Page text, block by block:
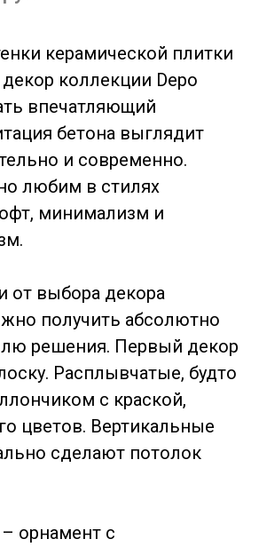
керамической плитки
коллекции Depo
впечатляющий
бетона выглядит
и современно.
любим в стилях
минимализм и
от выбора декора
получить абсолютно
решения. Первый декор
Расплывчатые, будто
с краской,
цветов. Вертикальные
сделают потолок
орнамент с